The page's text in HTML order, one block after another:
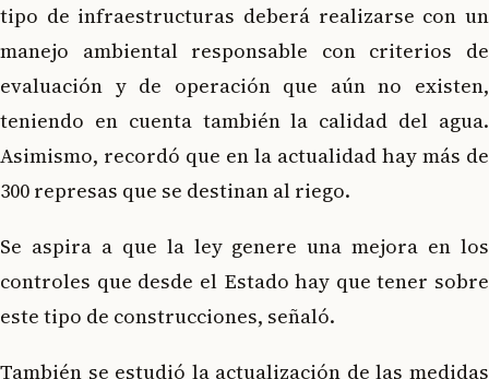
tipo de infraestructuras deberá realizarse con un
manejo ambiental responsable con criterios de
evaluación y de operación que aún no existen,
teniendo en cuenta también la calidad del agua.
Asimismo, recordó que en la actualidad hay más de
300 represas que se destinan al riego.
Se aspira a que la ley genere una mejora en los
controles que desde el Estado hay que tener sobre
este tipo de construcciones, señaló.
También se estudió la actualización de las medidas